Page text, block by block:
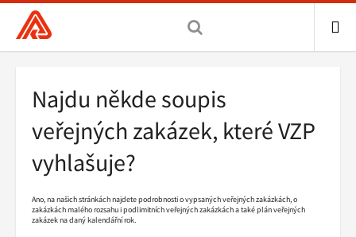
Všeobecná
zdravotní
hlavní
stránka
Drobečková
navigace
Najdu někde soupis
veřejných zakázek, které VZP
vyhlašuje?
Ano, na našich stránkách najdete podrobnosti o vypsaných veřejných zakázkách, o
zakázkách malého rozsahu i podlimitních veřejných zakázkách a také plán veřejných
zakázek na daný kalendářní rok.